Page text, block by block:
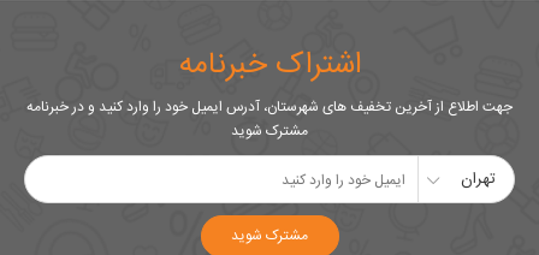
اشتراک خبرنامه
جهت اطلاع از آخرین تخفیف های شهرستان، آدرس ایمیل خود را وارد کنید و در خبرنامه
مشترک شوید
تهران
مشترک شوید